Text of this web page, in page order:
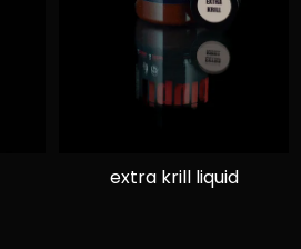
extra krill liquid